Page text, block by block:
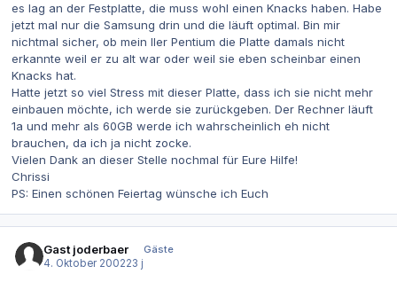
es lag an der Festplatte, die muss wohl einen Knacks haben. Habe
jetzt mal nur die Samsung drin und die läuft optimal. Bin mir
nichtmal sicher, ob mein IIer Pentium die Platte damals nicht
erkannte weil er zu alt war oder weil sie eben scheinbar einen
Knacks hat.
Hatte jetzt so viel Stress mit dieser Platte, dass ich sie nicht mehr
einbauen möchte, ich werde sie zurückgeben. Der Rechner läuft
1a und mehr als 60GB werde ich wahrscheinlich eh nicht
brauchen, da ich ja nicht zocke.
Vielen Dank an dieser Stelle nochmal für Eure Hilfe!
Chrissi
PS: Einen schönen Feiertag wünsche ich Euch
Gast joderbaer
Gäste
4. Oktober 200223 j